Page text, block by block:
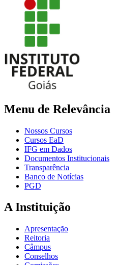
Menu de Relevância
Nossos Cursos
Cursos EaD
IFG em Dados
Documentos Institucionais
Transparência
Banco de Notícias
PGD
A Instituição
Apresentação
Reitoria
Câmpus
Conselhos